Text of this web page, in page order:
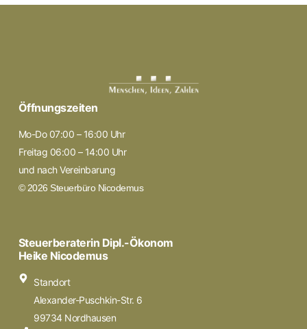
Öffnungszeiten
Mo-Do 07:00 – 16:00 Uhr
Freitag 06:00 – 14:00 Uhr
und nach Vereinbarung
© 2026 Steuerbüro Nicodemus
Steuerberaterin Dipl.-Ökonom
Heike Nicodemus
Standort
Alexander-Puschkin-Str. 6
99734 Nordhausen